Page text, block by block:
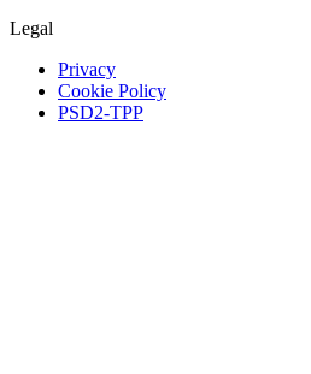
Legal
Privacy
Cookie Policy
PSD2-TPP